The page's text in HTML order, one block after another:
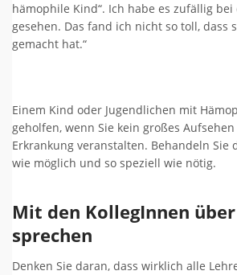
hämophile Kind“. Ich habe es zufällig
gesehen. Das fand ich nicht so toll, dass
gemacht hat.“
Einem Kind oder Jugendlichen mit
geholfen, wenn Sie kein großes
Erkrankung veranstalten. Behandeln Sie
wie möglich und so speziell wie nötig.
Mit den KollegInnen
sprechen
Denken Sie daran, dass wirklich alle